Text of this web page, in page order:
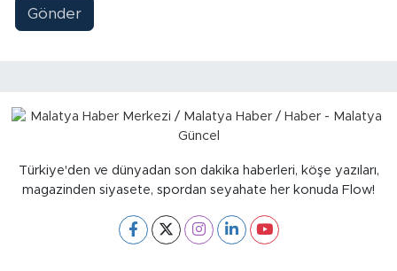
Gönder
Türkiye'den ve dünyadan son dakika haberleri, köşe yazıları,
magazinden siyasete, spordan seyahate her konuda Flow!
Adıyaman